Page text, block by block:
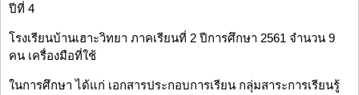
ปีที่ 4
โรงเรียนบ้านเฮาะวิทยา ภาคเรียนที่ 2 ปีการศึกษา 2561 จำนวน 9
คน เครื่องมือที่ใช้
ในการศึกษา ได้แก่ เอกสารประกอบการเรียน กลุ่มสาระการเรียนรู้